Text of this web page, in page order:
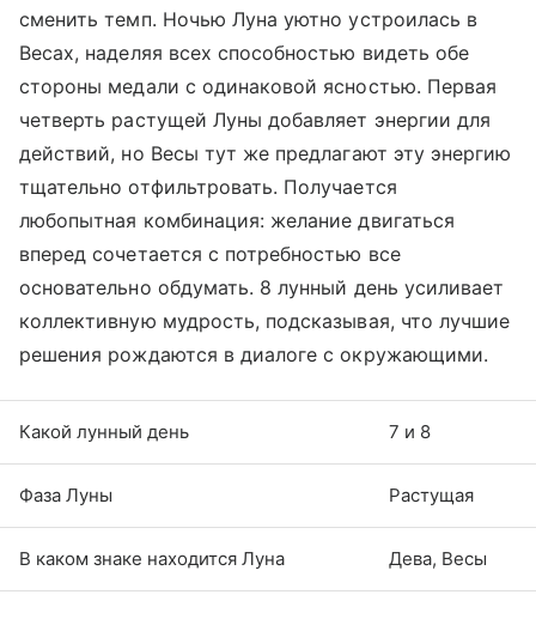
сменить темп. Ночью Луна уютно устроилась в
Весах, наделяя всех способностью видеть обе
стороны медали с одинаковой ясностью. Первая
четверть растущей Луны добавляет энергии для
действий, но Весы тут же предлагают эту энергию
тщательно отфильтровать. Получается
любопытная комбинация: желание двигаться
вперед сочетается с потребностью все
основательно обдумать. 8 лунный день усиливает
коллективную мудрость, подсказывая, что лучшие
решения рождаются в диалоге с окружающими.
Какой лунный день 7 и 8
Фаза Луны Растущая
В каком знаке находится Луна Дева, Весы